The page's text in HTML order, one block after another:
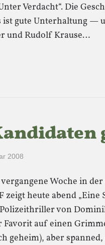
Verdacht“. Die
ist gute Unterhaltung —
und Rudolf Krause…
2008
Woche in
zeigt heute abend „Eine
von
auf einen
geheim), aber